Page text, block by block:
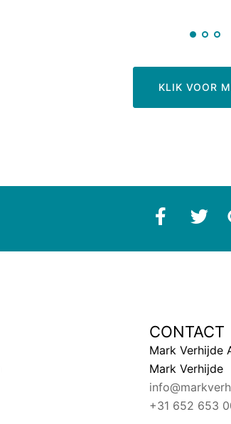
KLIK VOOR
CONTACT
Mark Verhijde
Mark Verhijde
+31 652 653